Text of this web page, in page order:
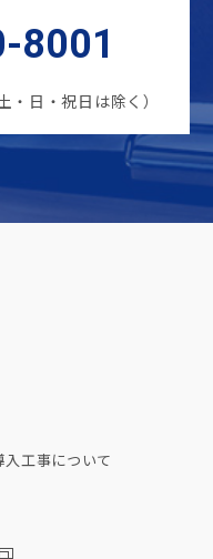
8001
日・祝日は除く）
工事について